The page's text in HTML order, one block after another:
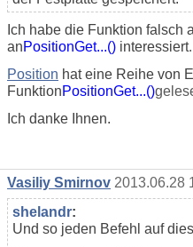
Ich habe die Funktion falsch
anPositionGet...() interessiert.
Position hat eine Reihe von
FunktionPositionGet...()
Ich danke Ihnen.
Vasiliy Smirnov 2013.06.28
shelandr:
Und so jeden Befehl auf